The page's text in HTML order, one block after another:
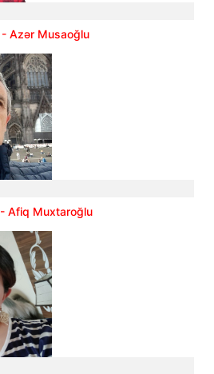
- Azər Musaoğlu
- Afiq Muxtaroğlu